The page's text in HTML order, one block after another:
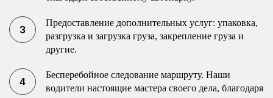
Предоставление дополнительных услуг: упаковка,
разгрузка и загрузка груза, закрепление груза и
другие.
Бесперебойное следование маршруту. Наши
водители настоящие мастера своего дела, благодаря